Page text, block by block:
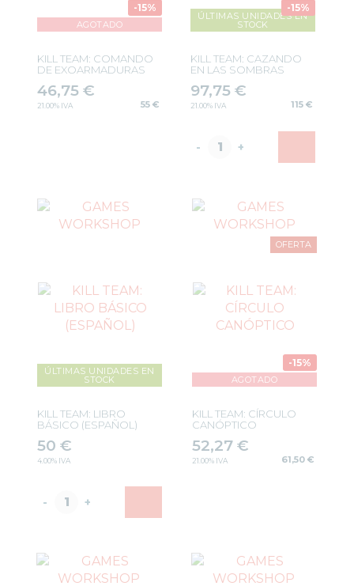
AGOTADO
-15%
KILL TEAM: COMANDO
DE EXOARMADURAS
46,75 €
21.00% IVA 55 €
ÚLTIMAS UNIDADES EN
STOCK
-15%
KILL TEAM: CAZANDO
EN LAS SOMBRAS
97,75 €
21.00% IVA 115 €
- +
ÚLTIMAS UNIDADES EN
STOCK
KILL TEAM: LIBRO
BÁSICO (ESPAÑOL)
50 €
4.00% IVA
- +
OFERTA
AGOTADO
-15%
KILL TEAM: CÍRCULO
CANÓPTICO
52,27 €
21.00% IVA 61,50 €